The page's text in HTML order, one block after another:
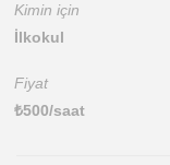
Kimin için
İlkokul
Fiyat
₺500/saat